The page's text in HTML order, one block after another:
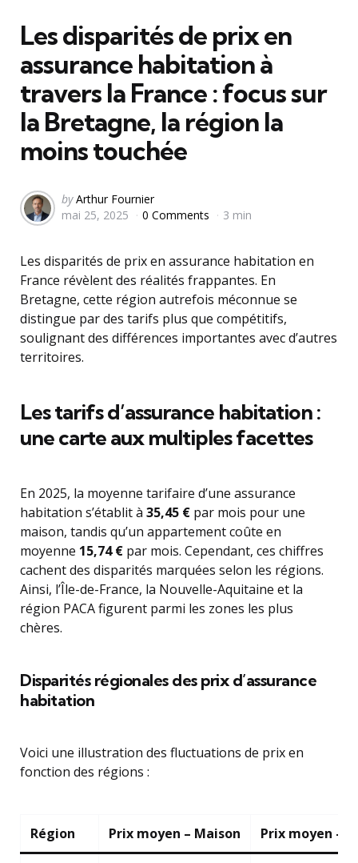
Les disparités de prix en
assurance habitation à
travers la France : focus sur
la Bretagne, la région la
moins touchée
Posted
by
by Arthur Fournier
mai 25, 2025
0 Comments 3 min
Les disparités de prix en assurance habitation en
France révèlent des réalités frappantes. En
Bretagne, cette région autrefois méconnue se
distingue par des tarifs plus que compétitifs,
soulignant des différences importantes avec d’autres
territoires.
Les tarifs d’assurance habitation :
une carte aux multiples facettes
En 2025, la moyenne tarifaire d’une assurance
habitation s’établit à 35,45 € par mois pour une
maison, tandis qu’un appartement coûte en
moyenne 15,74 € par mois. Cependant, ces chiffres
cachent des disparités marquées selon les régions.
Ainsi, l’Île-de-France, la Nouvelle-Aquitaine et la
région PACA figurent parmi les zones les plus
chères.
Disparités régionales des prix d’assurance
habitation
Voici une illustration des fluctuations de prix en
fonction des régions :
Région Prix moyen – Maison Prix moyen –